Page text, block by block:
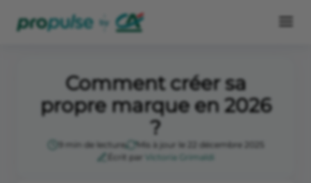
Comment créer sa
propre marque en 2026
?
9 min de lecture
Mis à jour le 22 décembre 2025
Écrit par
Victoria Grimaldi